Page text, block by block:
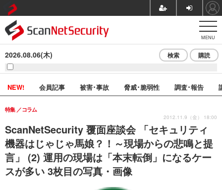
MENU
2026.08.06(木) 検索 購読
NEW! 会員記事 被害･事故 脅威･脆弱性 調査･報告
ScanNetSecurity 覆面座談会 「セキュリティ
機器はじゃじゃ馬娘？！～現場からの悲鳴と提
言」 (2) 運用の現場は「本末転倒」になるケー
スが多い 3枚目の写真・画像
特集 コラム
2012.11.9（金） 18:00